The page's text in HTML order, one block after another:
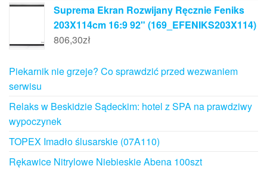
Suprema Ekran Rozwijany Ręcznie Feniks
203X114cm 16:9 92" (169_EFENIKS203X114)
806,30zł
Piekarnik nie grzeje? Co sprawdzić przed wezwaniem
serwisu
Relaks w Beskidzie Sądeckim: hotel z SPA na prawdziwy
wypoczynek
TOPEX Imadło ślusarskie (07A110)
Rękawice Nitrylowe Niebieskie Abena 100szt